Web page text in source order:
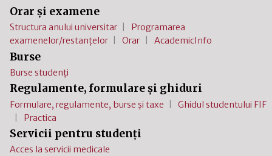
Orar și examene
Structura anului universitar
Programarea
examenelor/restanțelor
Orar AcademicInfo
Burse
Burse studenți
Regulamente, formulare și ghiduri
Formulare, regulamente, burse și taxe
Ghidul studentului FIF
Practica
Servicii pentru studenți
Acces la servicii medicale